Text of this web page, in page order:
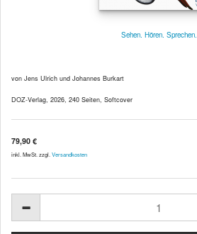
Sehen. Hören. Sprechen.
von Jens Ulrich und Johannes Burkart
DOZ-Verlag, 2026, 240 Seiten, Softcover
79,90 €
inkl. MwSt. zzgl. Versandkosten